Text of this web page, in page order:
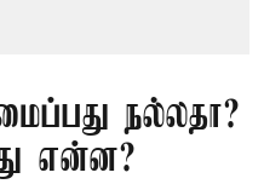
நல்லதா?
என்ன?